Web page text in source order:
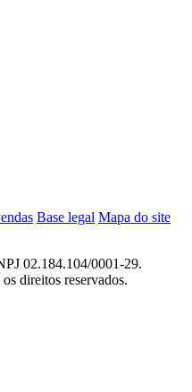
Base legal Mapa do site
02.184.104/0001-29.
direitos reservados.